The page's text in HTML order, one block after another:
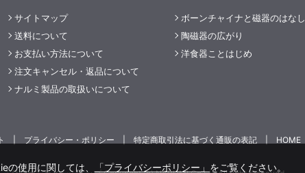
サイトマップ
送料について
お支払い方法について
注文キャンセル・返品について
ナルミ製品の取扱いについて
ボーンチャイナと磁器のはなし
陶磁器の広がり
洋食器ことはじめ
プライバシー・ポリシー 特定商取引法に基づく通販の表記 HOME
使用に関しては、 「プライバシーポリシー」 をご覧ください。